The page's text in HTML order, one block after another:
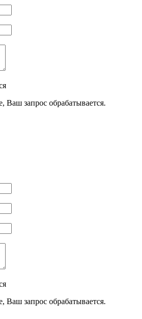
Ваш запрос обрабатывается.
Ваш запрос обрабатывается.